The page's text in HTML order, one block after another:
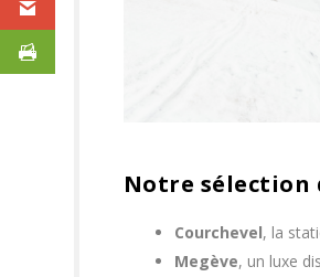
Notre sélection
Courchevel, la
Megève, un luxe